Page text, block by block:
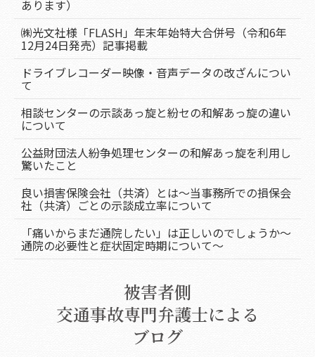
あります）
㈱光文社様「FLASH」年末年始特大合併号（令和6年
12月24日発売）記事掲載
ドライブレコーダー映像・音声データの改ざんについ
て
相談センターの示談あっ旋と紛セの和解あっ旋の違い
について
公益財団法人紛争処理センターの和解あっ旋を利用し
驚いたこと
良い損害保険会社（共済）とは～当事務所での損保会
社（共済）ごとの示談成立率について
「痛いからまだ通院したい」は正しいのでしょうか～
通院の必要性と症状固定時期について～
被害者側
交通事故専門弁護士による
ブログ